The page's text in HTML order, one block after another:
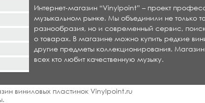
Интернет-магазин “Vinylpoint” – проект
музыкальном рынке. Мы объединили не только
разнообразия, но и современный сервис,
о товарах. В магазине можно купить редкие
другие предметы коллекционирования.
всех кто любит качественную музыку.
виниловых пластинок Vinylpoint.ru